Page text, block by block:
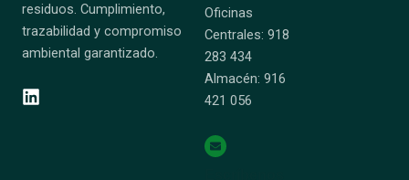
residuos. Cumplimiento,
trazabilidad y compromiso
ambiental garantizado.
Oficinas
Centrales: 918
283 434
Almacén: 916
421 056